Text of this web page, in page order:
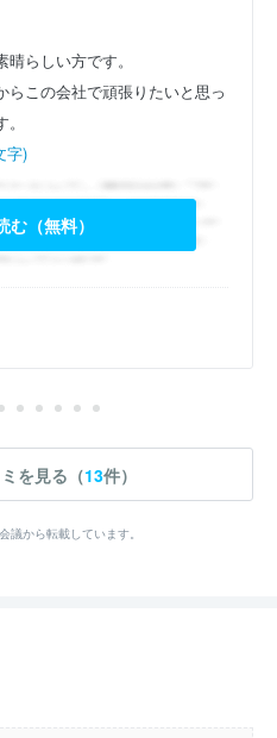
らしい方です。
この会社で頑張りたいと思っ
字)
む（無料）
を見る（13件）
議から転載しています。